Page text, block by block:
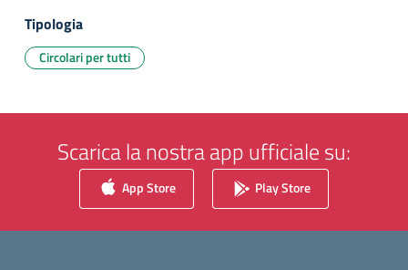
Tipologia
Circolari per tutti
Scarica la nostra app ufficiale su:
App Store Play Store